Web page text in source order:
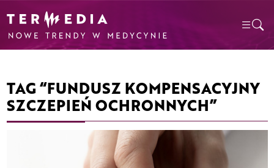
TAG “FUNDUSZ KOMPENSACYJNY
SZCZEPIEŃ OCHRONNYCH”